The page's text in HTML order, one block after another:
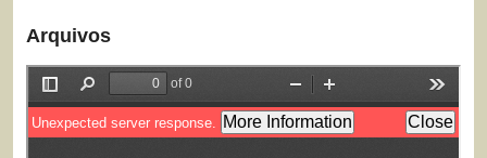
Arquivos